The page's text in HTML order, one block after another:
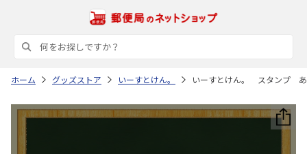
ホーム グッズストア いーすとけん。 いーすとけん。 スタンプ あ